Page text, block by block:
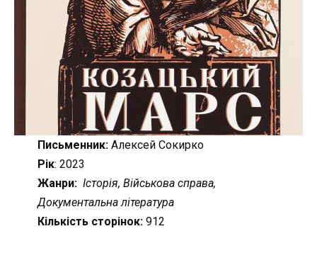
Письменник:Алексей Сокирко
Рік: 2023
Жанри: Історія, Військова справа,
Документальна література
Кількість сторінок:912